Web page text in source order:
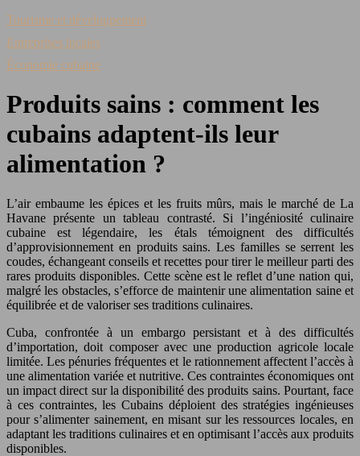
Tourisme et développement
Entreprises locales
Économie cubaine
Produits sains : comment les
cubains adaptent-ils leur
alimentation ?
L’air embaume les épices et les fruits mûrs, mais le marché de La
Havane présente un tableau contrasté. Si l’ingéniosité culinaire
cubaine est légendaire, les étals témoignent des difficultés
d’approvisionnement en produits sains. Les familles se serrent les
coudes, échangeant conseils et recettes pour tirer le meilleur parti des
rares produits disponibles. Cette scène est le reflet d’une nation qui,
malgré les obstacles, s’efforce de maintenir une alimentation saine et
équilibrée et de valoriser ses traditions culinaires.
Cuba, confrontée à un embargo persistant et à des difficultés
d’importation, doit composer avec une production agricole locale
limitée. Les pénuries fréquentes et le rationnement affectent l’accès à
une alimentation variée et nutritive. Ces contraintes économiques ont
un impact direct sur la disponibilité des produits sains. Pourtant, face
à ces contraintes, les Cubains déploient des stratégies ingénieuses
pour s’alimenter sainement, en misant sur les ressources locales, en
adaptant les traditions culinaires et en optimisant l’accès aux produits
disponibles.